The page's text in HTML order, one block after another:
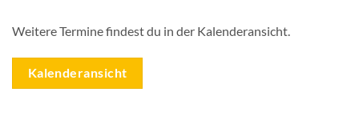
Weitere Termine findest du in der Kalenderansicht.
Kalenderansicht